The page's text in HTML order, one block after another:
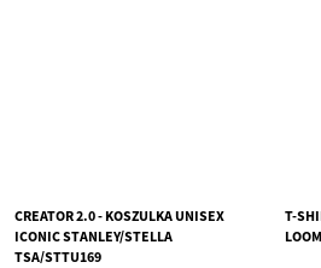
CREATOR 2.0 - KOSZULKA UNISEX
ICONIC STANLEY/STELLA
TSA/STTU169
T-